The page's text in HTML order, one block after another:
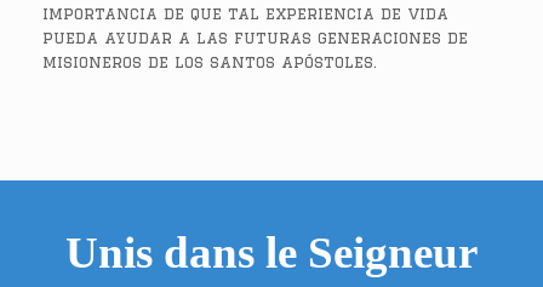
importancia de que tal experiencia de vida
pueda ayudar a las futuras generaciones de
misioneros de los santos apóstoles.
Unis dans le Seigneur